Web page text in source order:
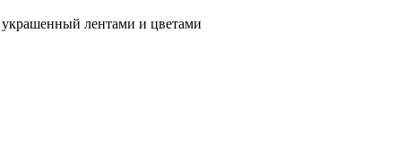
украшенный лентами и цветами